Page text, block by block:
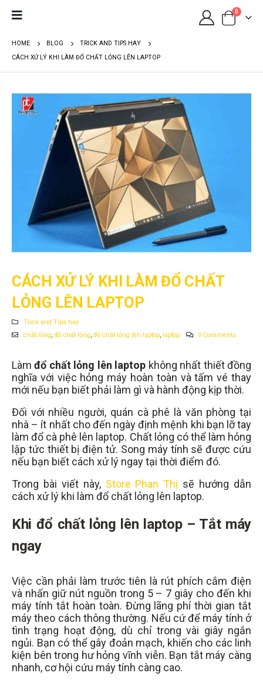
0
HOME BLOG
TRICK AND TIPS HAY
CÁCH XỬ LÝ KHI LÀM ĐỔ CHẤT LỎNG LÊN LAPTOP
CÁCH XỬ LÝ KHI LÀM ĐỔ CHẤT
LỎNG LÊN LAPTOP
Trick and Tips hay
chất lỏng, đổ chất lỏng, đổ chất lỏng lên laptop, laptop 0 Comments
Làmđổ chất lỏng lên laptop không nhất thiết đồng
nghĩa với việc hỏng máy hoàn toàn và tấm vé thay
mới nếu bạn biết phải làm gì và hành động kịp thời.
Đối với nhiều người, quán cà phê là văn phòng tại
nhà – ít nhất cho đến ngày định mệnh khi bạn lỡ tay
làm đổ cà phê lên laptop. Chất lỏng có thể làm hỏng
lập tức thiết bị điện tử. Song máy tính sẽ được cứu
nếu bạn biết cách xử lý ngay tại thời điểm đó.
Trong bài viết này, Store Phan Thị sẽ hướng dẫn
cách xử lý khi làm đổ chất lỏng lên laptop.
Khi đổ chất lỏng lên laptop – Tắt máy
ngay
Việc cần phải làm trước tiên là rút phích cắm điện
và nhấn giữ nút nguồn trong 5 – 7 giây cho đến khi
máy tính tắt hoàn toàn. Đừng lãng phí thời gian tắt
máy theo cách thông thường. Nếu cứ để máy tính ở
tình trạng hoạt động, dù chỉ trong vài giây ngắn
ngủi. Bạn có thể gây đoản mạch, khiến cho các linh
kiện bên trong hư hỏng vĩnh viễn. Bạn tắt máy càng
nhanh, cơ hội cứu máy tính càng cao.